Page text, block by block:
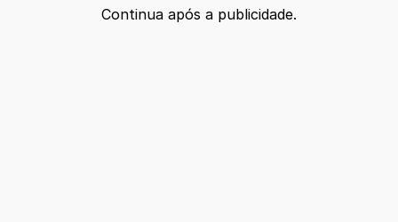
Continua após a publicidade.